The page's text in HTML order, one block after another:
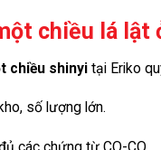
chiều lá lật
chiều shinyi tại Eriko
số lượng lớn.
các chứng từ CO-CQ.